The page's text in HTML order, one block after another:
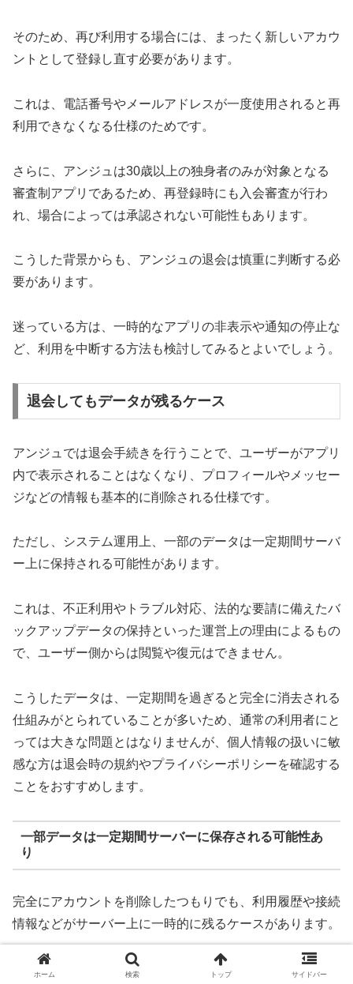
そのため、再び利用する場合には、まったく新しいアカウ
ントとして登録し直す必要があります。
これは、電話番号やメールアドレスが一度使用されると再
利用できなくなる仕様のためです。
さらに、アンジュは30歳以上の独身者のみが対象となる
審査制アプリであるため、再登録時にも入会審査が行わ
れ、場合によっては承認されない可能性もあります。
こうした背景からも、アンジュの退会は慎重に判断する必
要があります。
迷っている方は、一時的なアプリの非表示や通知の停止な
ど、利用を中断する方法も検討してみるとよいでしょう。
退会してもデータが残るケース
アンジュでは退会手続きを行うことで、ユーザーがアプリ
内で表示されることはなくなり、プロフィールやメッセー
ジなどの情報も基本的に削除される仕様です。
ただし、システム運用上、一部のデータは一定期間サーバ
ー上に保持される可能性があります。
これは、不正利用やトラブル対応、法的な要請に備えたバ
ックアップデータの保持といった運営上の理由によるもの
で、ユーザー側からは閲覧や復元はできません。
こうしたデータは、一定期間を過ぎると完全に消去される
仕組みがとられていることが多いため、通常の利用者にと
っては大きな問題とはなりませんが、個人情報の扱いに敏
感な方は退会時の規約やプライバシーポリシーを確認する
ことをおすすめします。
一部データは一定期間サーバーに保存される可能性あ
り
完全にアカウントを削除したつもりでも、利用履歴や接続
情報などがサーバー上に一時的に残るケースがあります。
これは、悪質なユーザーの監視や、万が一の問い合わせ対
ホーム 検索 トップ サイドバー